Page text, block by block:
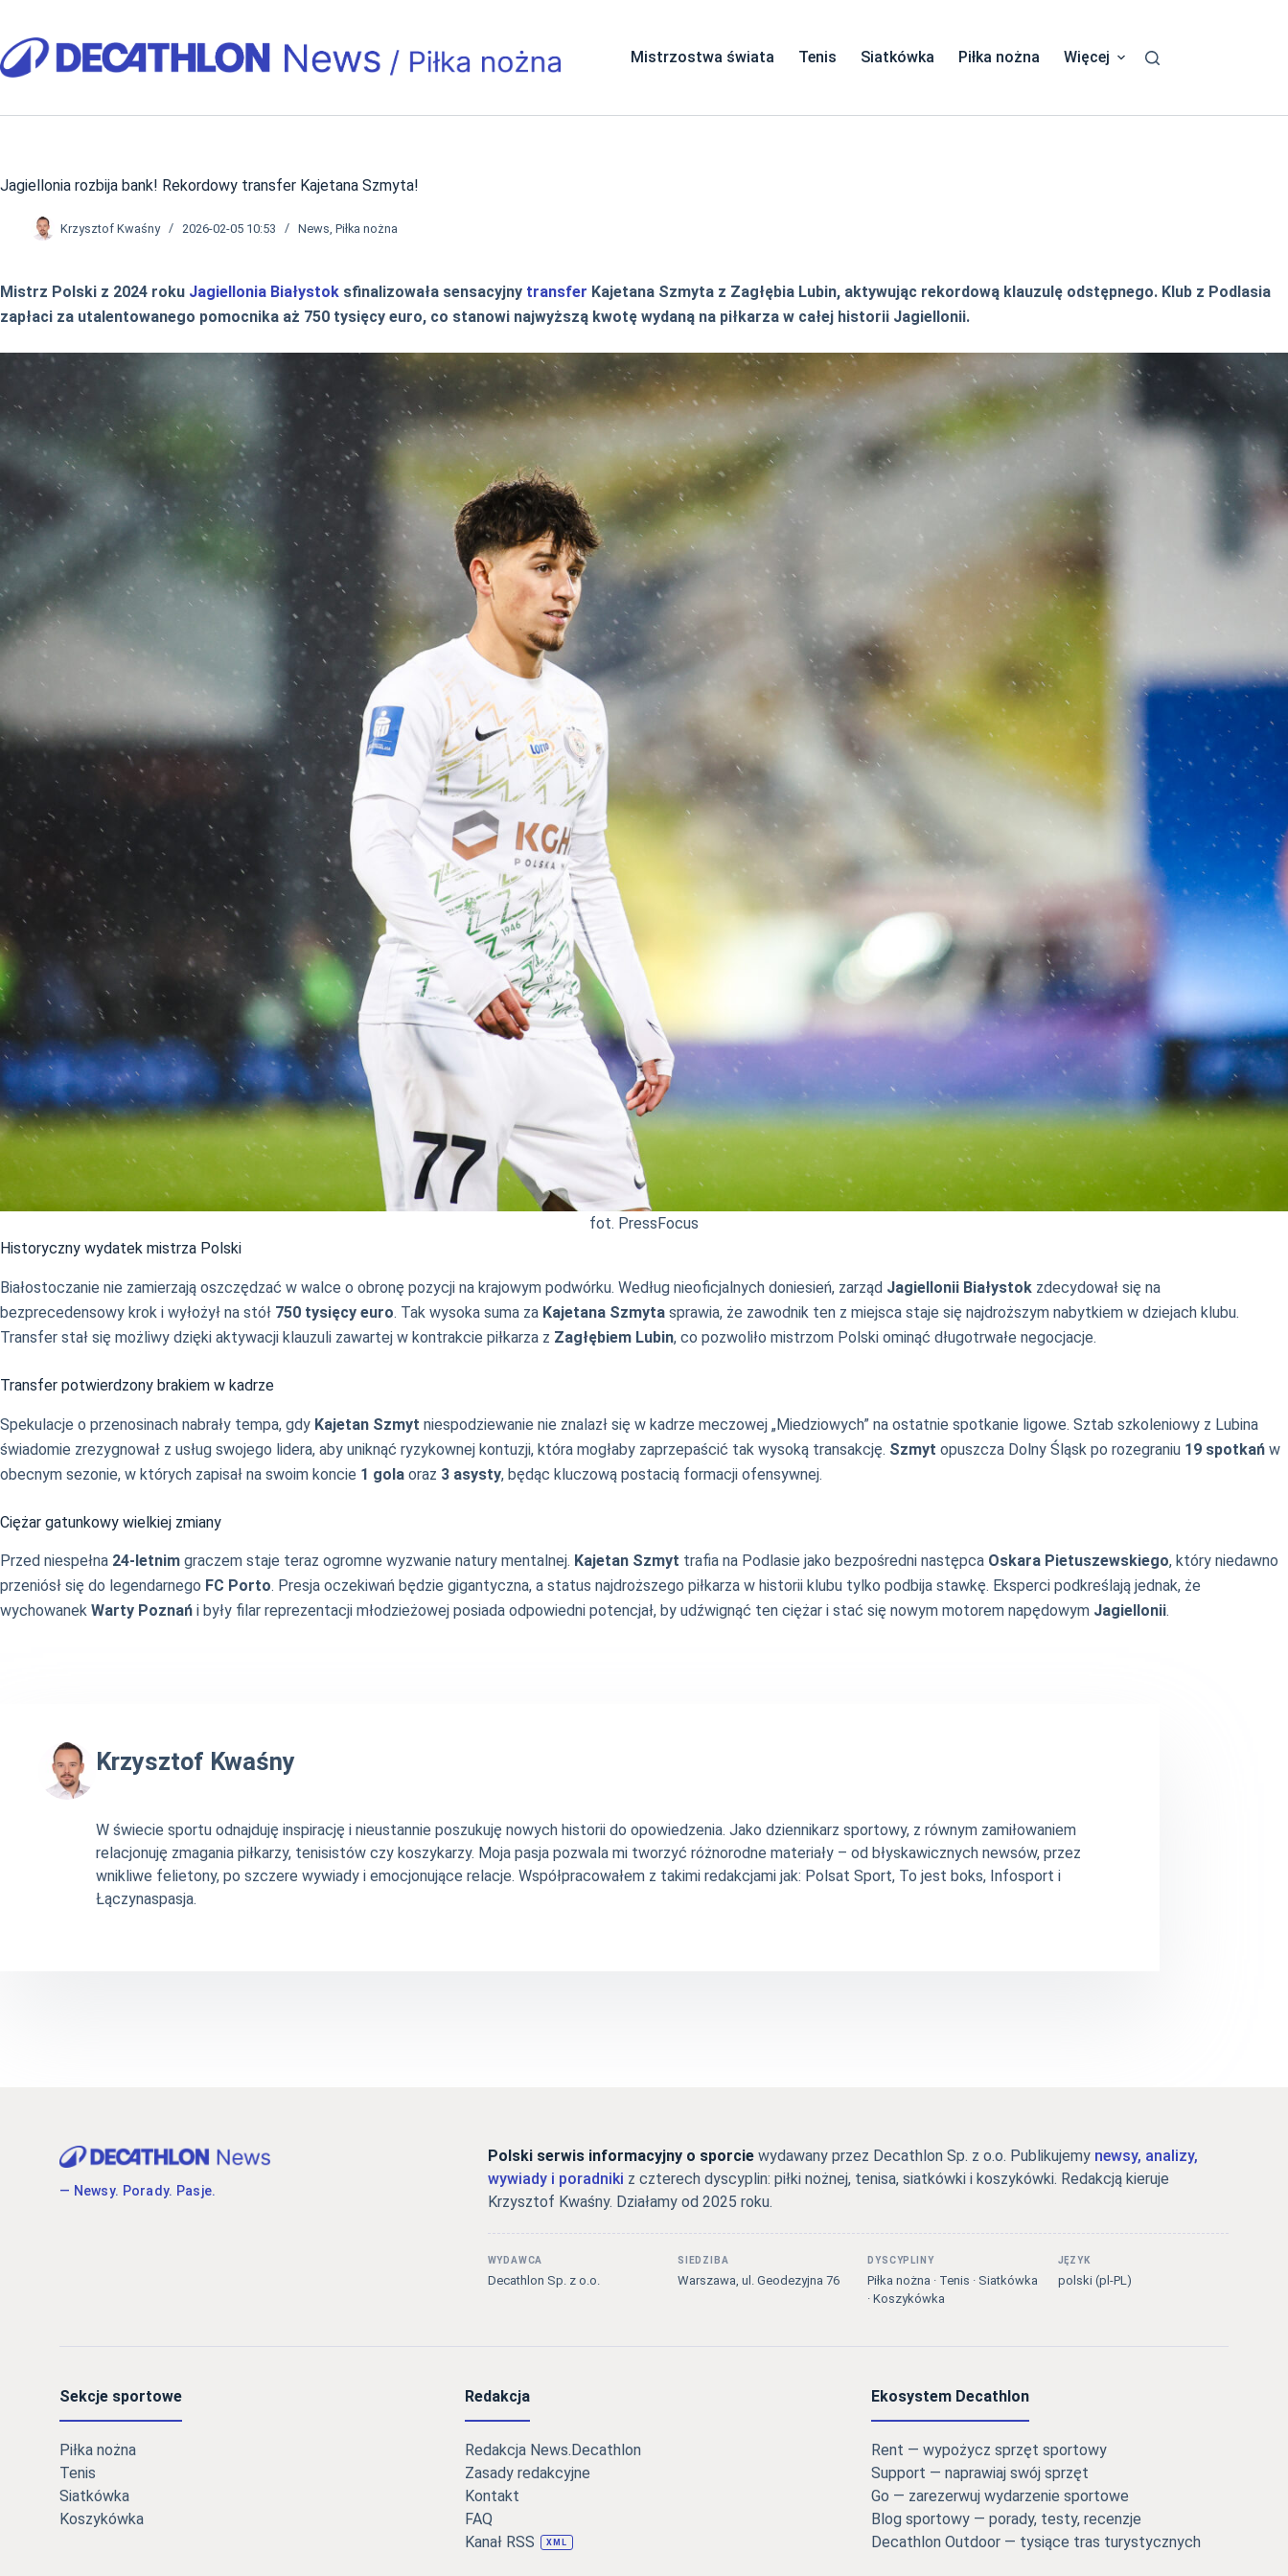
treści
Mistrzostwa świata Tenis Siatkówka Piłka nożna Więcej
Jagiellonia rozbija bank! Rekordowy transfer Kajetana Szmyta!
Krzysztof Kwaśny 2026-02-05 10:53 News ,Piłka nożna
Mistrz Polski z 2024 roku Jagiellonia Białystok sfinalizowała sensacyjny transfer Kajetana Szmyta z Zagłębia Lubin, aktywując rekordową klauzulę odstępnego. Klub z Podlasia
zapłaci za utalentowanego pomocnika aż 750 tysięcy euro, co stanowi najwyższą kwotę wydaną na piłkarza w całej historii Jagiellonii.
fot. PressFocus
Historyczny wydatek mistrza Polski
Białostoczanie nie zamierzają oszczędzać w walce o obronę pozycji na krajowym podwórku. Według nieoficjalnych doniesień, zarząd Jagiellonii Białystok zdecydował się na
bezprecedensowy krok i wyłożył na stół 750 tysięcy euro. Tak wysoka suma za Kajetana Szmyta sprawia, że zawodnik ten z miejsca staje się najdroższym nabytkiem w dziejach klubu.
Transfer stał się możliwy dzięki aktywacji klauzuli zawartej w kontrakcie piłkarza z Zagłębiem Lubin, co pozwoliło mistrzom Polski ominąć długotrwałe negocjacje.
Transfer potwierdzony brakiem w kadrze
Spekulacje o przenosinach nabrały tempa, gdy Kajetan Szmyt niespodziewanie nie znalazł się w kadrze meczowej „Miedziowych” na ostatnie spotkanie ligowe. Sztab szkoleniowy z Lubina
świadomie zrezygnował z usług swojego lidera, aby uniknąć ryzykownej kontuzji, która mogłaby zaprzepaścić tak wysoką transakcję. Szmyt opuszcza Dolny Śląsk po rozegraniu 19 spotkań w
obecnym sezonie, w których zapisał na swoim koncie 1 gola oraz 3 asysty, będąc kluczową postacią formacji ofensywnej.
Ciężar gatunkowy wielkiej zmiany
Przed niespełna 24-letnim graczem staje teraz ogromne wyzwanie natury mentalnej. Kajetan Szmyt trafia na Podlasie jako bezpośredni następca Oskara Pietuszewskiego, który niedawno
przeniósł się do legendarnego FC Porto. Presja oczekiwań będzie gigantyczna, a status najdroższego piłkarza w historii klubu tylko podbija stawkę. Eksperci podkreślają jednak, że
wychowanek Warty Poznań i były filar reprezentacji młodzieżowej posiada odpowiedni potencjał, by udźwignąć ten ciężar i stać się nowym motorem napędowym Jagiellonii.
Krzysztof Kwaśny
W świecie sportu odnajduję inspirację i nieustannie poszukuję nowych historii do opowiedzenia. Jako dziennikarz sportowy, z równym zamiłowaniem
relacjonuję zmagania piłkarzy, tenisistów czy koszykarzy. Moja pasja pozwala mi tworzyć różnorodne materiały – od błyskawicznych newsów, przez
wnikliwe felietony, po szczere wywiady i emocjonujące relacje. Współpracowałem z takimi redakcjami jak: Polsat Sport, To jest boks, Infosport i
Łączynaspasja.
— Newsy. Porady. Pasje.
Polski serwis informacyjny o sporciewydawany przez Decathlon Sp. z o.o. Publikujemy newsy, analizy,
wywiady i poradniki z czterech dyscyplin: piłki nożnej, tenisa, siatkówki i koszykówki. Redakcją kieruje
Krzysztof Kwaśny. Działamy od 2025 roku.
WYDAWCA
Decathlon Sp. z o.o.
SIEDZIBA
Warszawa, ul. Geodezyjna 76
DYSCYPLINY
Piłka nożna · Tenis · Siatkówka
· Koszykówka
JĘZYK
polski (pl-PL)
Sekcje sportowe
Piłka nożna
Tenis
Siatkówka
Koszykówka
Redakcja
Redakcja News.Decathlon
Zasady redakcyjne
Kontakt
FAQ
Kanał RSS
XML
Ekosystem Decathlon
Rent — wypożycz sprzęt sportowy
Support — naprawiaj swój sprzęt
Go — zarezerwuj wydarzenie sportowe
Blog sportowy — porady, testy, recenzje
Decathlon Outdoor — tysiące tras turystycznych